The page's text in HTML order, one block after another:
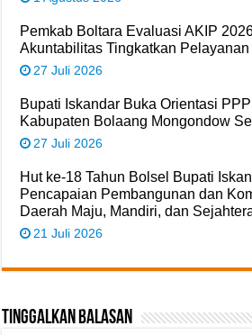
Pemkab Boltara Evaluasi AKIP
Akuntabilitas Tingkatkan
27 Juli 2026
Bupati Iskandar Buka Orientasi
Kabupaten Bolaang Mongondow
27 Juli 2026
Hut ke-18 Tahun Bolsel Bupati
Pencapaian Pembangunan dan
Daerah Maju, Mandiri, dan
21 Juli 2026
Tinggalkan Balasan